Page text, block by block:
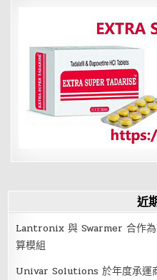
近
Lantronix 與 Swarmer 合作為
算模組
Univar Solutions 於年度承運